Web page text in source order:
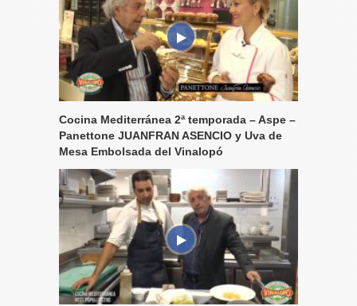
Cocina Mediterránea 2ª temporada – Aspe –
Panettone JUANFRAN ASENCIO y Uva de
Mesa Embolsada del Vinalopó